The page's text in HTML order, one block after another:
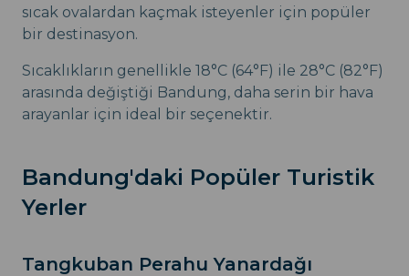
sıcak ovalardan kaçmak isteyenler için popüler
bir destinasyon.
Sıcaklıkların genellikle 18°C (64°F) ile 28°C (82°F)
arasında değiştiği Bandung, daha serin bir hava
arayanlar için ideal bir seçenektir.
Bandung'daki Popüler Turistik
Yerler
Tangkuban Perahu Yanardağı